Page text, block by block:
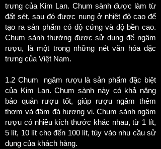
trưng của Kim Lan. Chum sành được làm từ
đất sét, sau đó được nung ở nhiệt độ cao để
tạo ra sản phẩm có độ cứng và độ bền cao.
Chum sành thường được sử dụng để ngâm
rượu, là một trong những nét văn hóa đặc
trưng của Việt Nam.
1.2 Chum ngâm rượu là sản phẩm đặc biệt
của Kim Lan. Chum sành này có khả năng
bảo quản rượu tốt, giúp rượu ngâm thêm
thơm và đậm đà hương vị. Chum sành ngâm
rượu có nhiều kích thước khác nhau, từ 1 lít,
5 lít, 10 lít cho đến 100 lít, tùy vào nhu cầu sử
dụng của khách hàng.